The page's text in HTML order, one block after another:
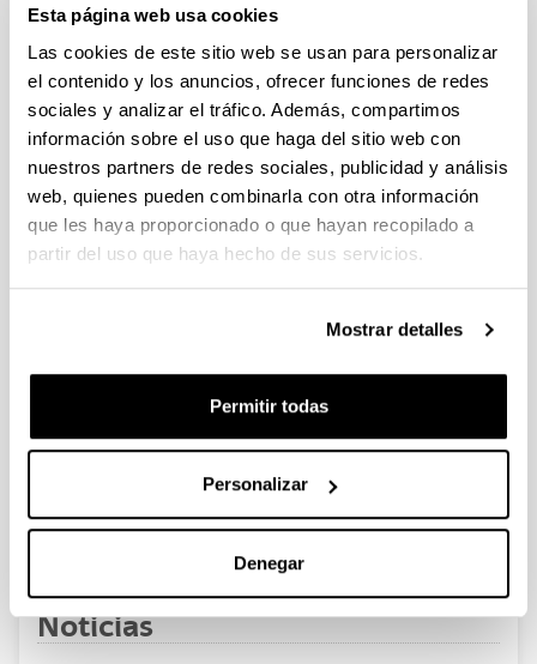
Esta página web usa cookies
Las cookies de este sitio web se usan para personalizar
el contenido y los anuncios, ofrecer funciones de redes
sociales y analizar el tráfico. Además, compartimos
información sobre el uso que haga del sitio web con
nuestros partners de redes sociales, publicidad y análisis
web, quienes pueden combinarla con otra información
que les haya proporcionado o que hayan recopilado a
partir del uso que haya hecho de sus servicios.
Mostrar detalles
Permitir todas
Personalizar
Denegar
Abierto el plazo de presentación (Fecha de fin del plazo de
presentación: 30/09/2026)
Plazo interno EHU documentación solicitudes : 15 de
septiembre de 2026
CONVOCATORIA PARA LA CONTRATACIÓN DE
PERSONAL INVESTIGADOR EN FORMACIÓN EN LA EHU
(2026)
Plazo de presentación cerrado: 15/06/2026 - 06/07/2026 23:59
PESQUERO Y ALIMENTARIO VASCO 2026-IKERTALENT
Plazo de presentación cerrado: 26/05/2026 - 02/06/2026
(12/06/2026) Listado provisional de solicitudes seleccionadas
y desestimadas. Plazo de presentación de alegaciones: hasta
el 17 de junio de 2026, inclusive.
1 2 3 ... 95
Noticias